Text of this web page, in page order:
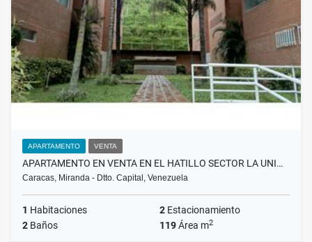
APARTAMENTO VENTA
APARTAMENTO EN VENTA EN EL HATILLO SECTOR LA UNI…
Caracas, Miranda - Dtto. Capital, Venezuela
1 Habitaciones 2 Estacionamiento
2 Baños 119Área m2